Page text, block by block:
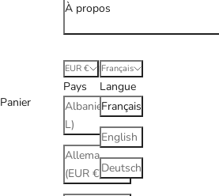
À propos
EUR €
Pays
Albanie (ALL
L)
Allemagne
(EUR €)
Français
Langue
Français
English
Deutsch
Panier